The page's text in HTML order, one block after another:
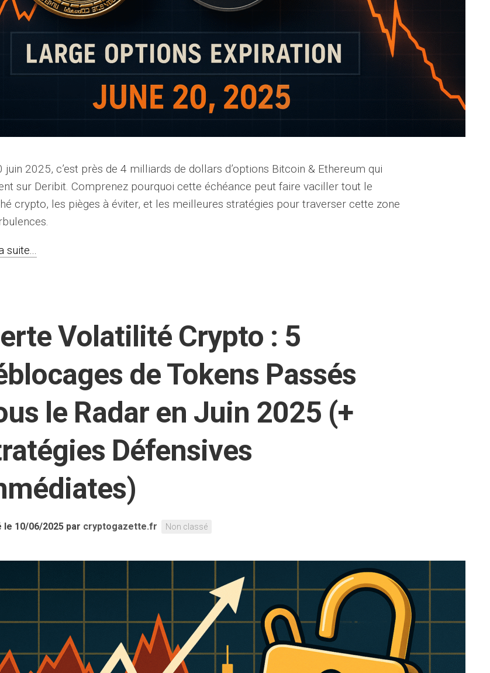
juin 2025, c’est près de 4 milliards de dollars d’options Bitcoin & Ethereum qui
sur Deribit. Comprenez pourquoi cette échéance peut faire vaciller tout le
crypto, les pièges à éviter, et les meilleures stratégies pour traverser cette zone
suite...
Volatilité Crypto : 5
de Tokens Passés
le Radar en Juin 2025 (+
Défensives
le 10/06/2025 par cryptogazette.fr Non classé